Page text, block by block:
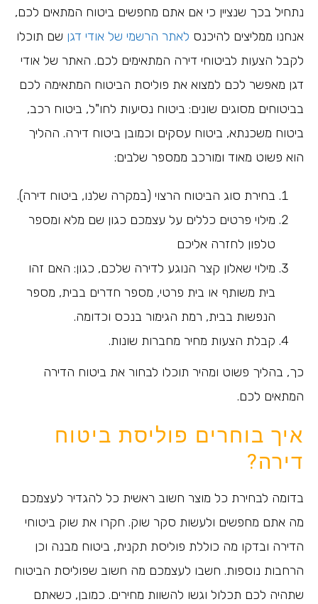
נתחיל בכך שנציין כי אם אתם מחפשים ביטוח המתאים לכם,
אנחנו ממליצים להיכנס לאתר הרשמי של אודי דגן שם תוכלו
לקבל הצעות לביטוחי דירה המתאימים לכם. האתר של אודי
דגן מאפשר לכם למצוא את פוליסת הביטוח המתאימה לכם
בביטוחים מסוגים שונים: ביטוח נסיעות לחו"ל, ביטוח רכב,
ביטוח משכנתא, ביטוח עסקים וכמובן ביטוח דירה. ההליך
הוא פשוט מאוד ומורכב ממספר שלבים:
בחירת סוג הביטוח הרצוי (במקרה שלנו, ביטוח דירה).
מילוי פרטים כללים על עצמכם כגון שם מלא ומספר
טלפון לחזרה אליכם
מילוי שאלון קצר הנוגע לדירה שלכם, כגון: האם זהו
בית משותף או בית פרטי, מספר חדרים בבית, מספר
הנפשות בבית, רמת הגימור בנכס וכדומה.
קבלת הצעות מחיר מחברות שונות.
כך, בהליך פשוט ומהיר תוכלו לבחור את ביטוח הדירה
המתאים לכם.
איך בוחרים פוליסת ביטוח
דירה?
בדומה לבחירת כל מוצר חשוב ראשית כל להגדיר לעצמכם
מה אתם מחפשים ולעשות סקר שוק. חקרו את שוק ביטוחי
הדירה ובדקו מה כוללת פוליסת תקנית, ביטוח מבנה וכן
הרחבות נוספות. חשבו לעצמכם מה חשוב שפוליסת הביטוח
שתהיה לכם תכלול וגשו להשוות מחירים. כמובן, כשאתם